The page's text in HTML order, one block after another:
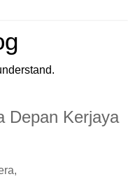
Depan Kerjaya